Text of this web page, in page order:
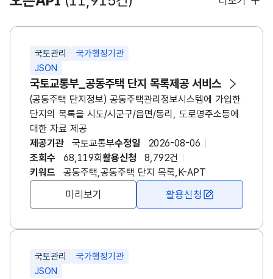
식육즉석판매가공업의 신고를 하고 해당 영업을 하는
경우 5) 「전자상거래 등에서의 소비자보호에 관한 법률」
또는 포장육을 판매하는 경우(판매할 때 보관ㆍ관리
또는 배송을 식육판매업 또는 식육포장처리업의
영업자에게 위탁하는 경우로 한정한다)
이동 경로 최적화 등에 활용할 수 있는 기초 자료로
위한 기반 자료로서도 가치가 있습니다.
국토관리
국가행정기관
JSON
국토교통부_공동주택 단지 목록제공 서비스
(공동주택 단지정보) 공동주택관리정보시스템에 가입한
단지의 목록을 시도/시군구/읍면/동리, 도로명주소등에
대한 자료 제공
제공기관
국토교통부수정일
2026-08-06
조회수
68,119회 활용신청
8,792건
키워드
공동주택,공동주택 단지 목록,K-APT
미리보기 활용신청
국토관리
국가행정기관
JSON